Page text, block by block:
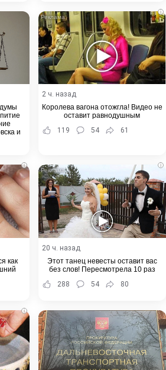
и
i
2 ч. назад
Королева вагона отожгла! Видео не
оставит равнодушным
119
54 61
i
как
i
20 ч. назад
Этот танец невесты оставит вас
без слов! Пересмотрела 10 раз
288
54 80
i